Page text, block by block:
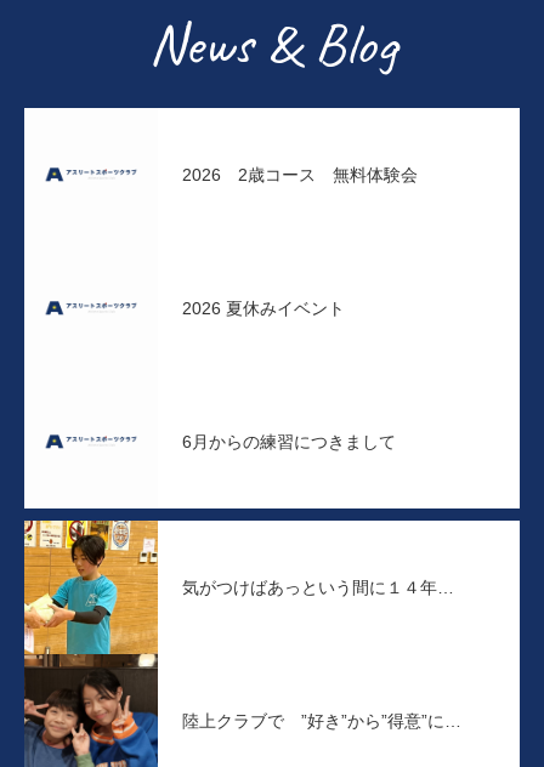
News & Blog
2026 2歳コース 無料体験会
2026 夏休みイベント
6月からの練習につきまして
気がつけばあっという間に１４年…
陸上クラブで ”好き”から”得意”に…